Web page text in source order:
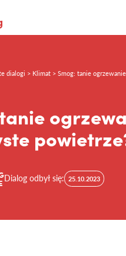
Weź udział!
O dialogach
O treningach
Partnerzy
dialogi > Klimat > Smog: tanie
Dialog odbył się: 25.10.2023